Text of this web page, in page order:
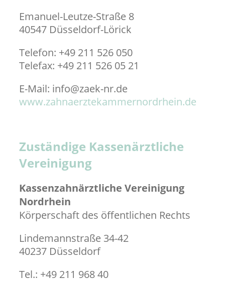
Emanuel-Leutze-Straße 8
40547 Düsseldorf-Lörick
Telefon: +49 211 526 050
Telefax: +49 211 526 05 21
E-Mail: info@zaek-nr.de
www.zahnaerztekammernordrhein.de
Zuständige Kassenärztliche
Vereinigung
Kassenzahnärztliche Vereinigung
Nordrhein
Körperschaft des öffentlichen Rechts
Lindemannstraße 34-42
40237 Düsseldorf
Tel.: +49 211 968 40